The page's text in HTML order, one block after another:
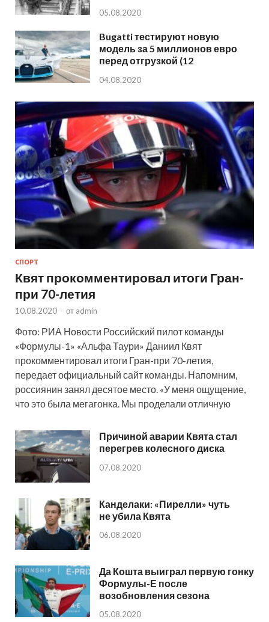
05.08.2020
Bugatti тестируют новую
модель за 5 миллионов евро
перед отгрузкой (12
04.08.2020
СПОРТ
Квят прокомментировал итоги Гран-
при 70-летия
10.08.2020 - от admin
Фото: РИА Новости Российский пилот команды
«Формулы-1» «Альфа Таури» Даниил Квят
прокомментировал итоги Гран-при 70-летия,
передает официальный сайт команды. Напомним,
россиянин занял десятое место. «У меня ощущение,
что это была мегагонка. Мы проделали отличную
Причиной аварии Квята стал
перегрев колесного диска
07.08.2020
Канделаки: «Пирелли» чуть
не убила Квята
06.08.2020
Да Кошта выиграл первую гонку
Формулы-Е после
возобновления сезона
05.08.2020